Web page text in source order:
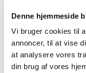
Denne hjemmeside
Vi bruger cookies til
annoncer, til at vise
at analysere vores
din brug af vores
til den
henvisende
I andre tilfælde
eller